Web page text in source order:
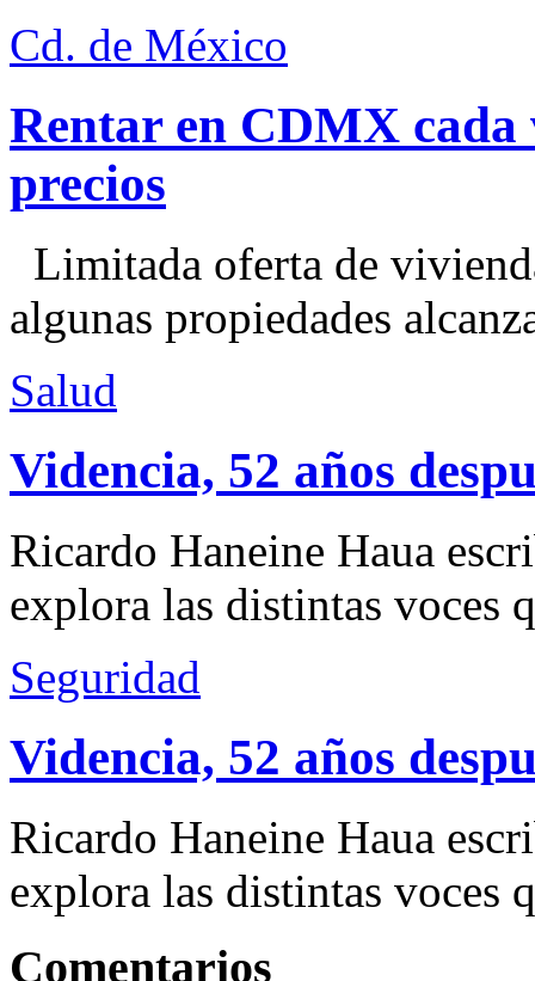
Cd. de México
Rentar en CDMX cada
precios
Limitada oferta de
algunas propiedades
Salud
Videncia, 52 años
Ricardo Haneine Haua
explora las distintas voces
Seguridad
Videncia, 52 años
Ricardo Haneine Haua
explora las distintas voces
Comentarios